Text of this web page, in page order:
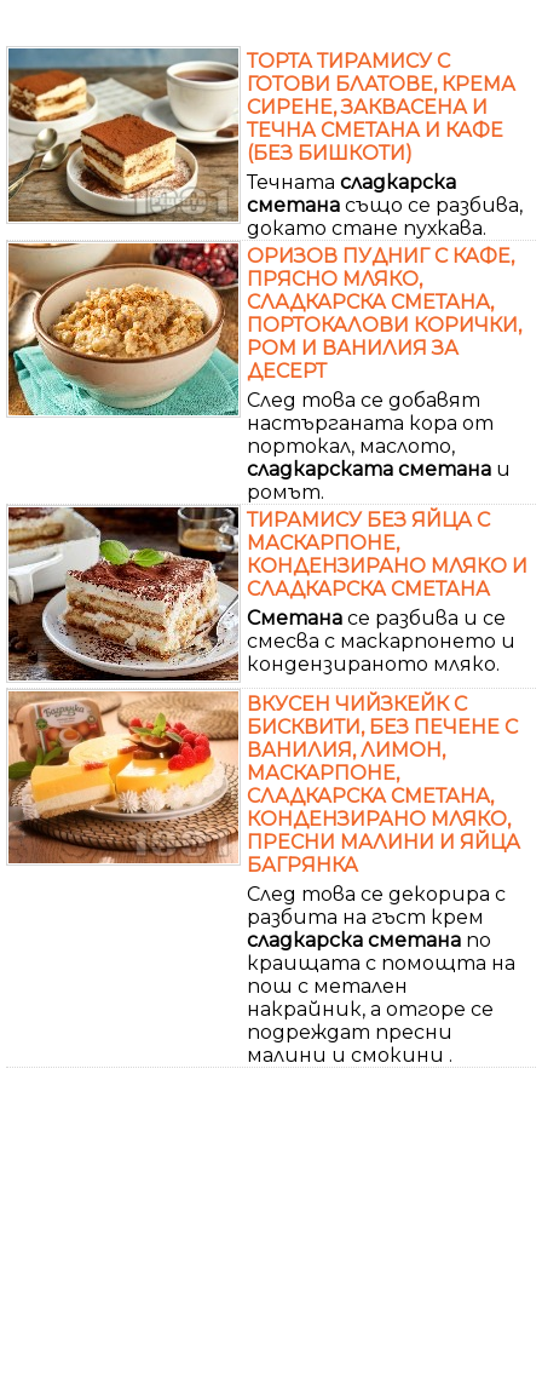
ТОРТА ТИРАМИСУ С
ГОТОВИ БЛАТОВЕ, КРЕМА
СИРЕНЕ, ЗАКВАСЕНА И
ТЕЧНА СМЕТАНА И КАФЕ
(БЕЗ БИШКОТИ)
Течната сладкарска
сметана също се разбива,
докато стане пухкава.
ОРИЗОВ ПУДНИГ С КАФЕ,
ПРЯСНО МЛЯКО,
СЛАДКАРСКА СМЕТАНА,
ПОРТОКАЛОВИ КОРИЧКИ,
РОМ И ВАНИЛИЯ ЗА
ДЕСЕРТ
След това се добавят
настърганата кора от
портокал, маслото,
сладкарската сметана и
ромът.
ТИРАМИСУ БЕЗ ЯЙЦА С
МАСКАРПОНЕ,
КОНДЕНЗИРАНО МЛЯКО И
СЛАДКАРСКА СМЕТАНА
Сметана се разбива и се
смесва с маскарпонето и
кондензираното мляко.
ВКУСЕН ЧИЙЗКЕЙК С
БИСКВИТИ, БЕЗ ПЕЧЕНЕ С
ВАНИЛИЯ, ЛИМОН,
МАСКАРПОНЕ,
СЛАДКАРСКА СМЕТАНА,
КОНДЕНЗИРАНО МЛЯКО,
ПРЕСНИ МАЛИНИ И ЯЙЦА
БАГРЯНКА
След това се декорира с
разбита на гъст крем
сладкарска сметана по
краищата с помощта на
пош с метален
накрайник, а отгоре се
подреждат пресни
малини и смокини .